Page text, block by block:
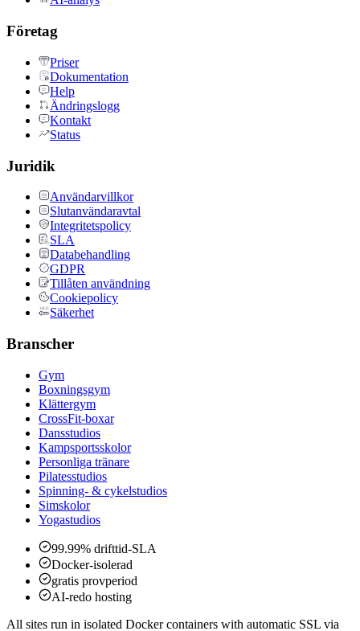
Företag
Priser
Dokumentation
Help
Ändringslogg
Kontakt
Status
Juridik
Användarvillkor
Slutanvändaravtal
Integritetspolicy
SLA
Databehandling
GDPR
Tillåten användning
Cookiepolicy
Säkerhet
Branscher
Gym
Boxningsgym
Klättergym
CrossFit-boxar
Dansstudios
Kampsportsskolor
Personliga tränare
Pilatesstudios
Spinning- & cykelstudios
Simskolor
Yogastudios
99.99% drifttid-SLA
Docker-isolerad
gratis provperiod
AI-redo hosting
All sites run in isolated Docker containers with automatic SSL via